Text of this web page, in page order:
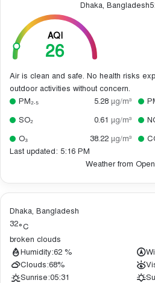
Dhaka, Bangladesh
AQI
26
Air is clean and safe. No health risks
outdoor activities without concern.
PM₂.₅
5.28 µg/m³
SO₂
0.61 µg/m³
O₃
38.22 µg/m³
Last updated: 5:16 PM
Weather from
Dhaka, Bangladesh
32°C
broken clouds
Humidity:62 %
Clouds:68%
Sunrise:05:31